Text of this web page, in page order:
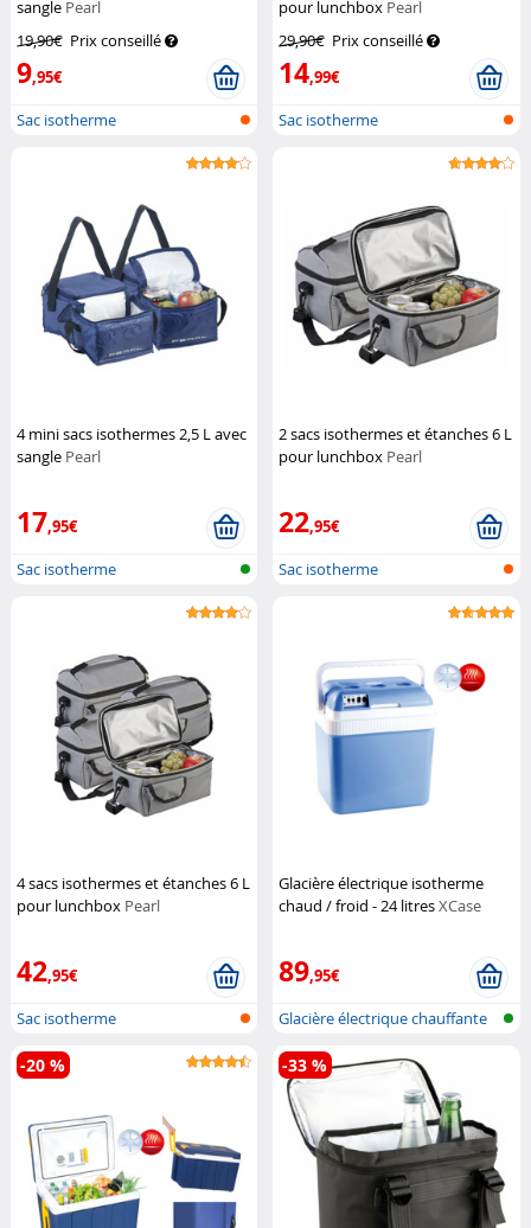
sangle Pearl
19,90€ Prix conseillé
9,95€
Sac isotherme
pour lunchbox Pearl
29,90€ Prix conseillé
14,99€
Sac isotherme
4 mini sacs isothermes 2,5 L avec
sangle Pearl
17,95€
Sac isotherme
2 sacs isothermes et étanches 6 L
pour lunchbox Pearl
22,95€
Sac isotherme
4 sacs isothermes et étanches 6 L
pour lunchbox Pearl
42,95€
Sac isotherme
Glacière électrique isotherme
chaud / froid - 24 litresXCase
89,95€
Glacière électrique chauffante
& re...
-20 % -33 %